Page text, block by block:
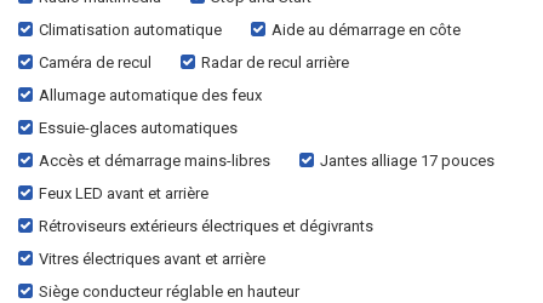
Climatisation automatique
Aide au démarrage en côte
Caméra de recul
Radar de recul arrière
Allumage automatique des feux
Essuie-glaces automatiques
Accès et démarrage mains-libres
Jantes alliage 17 pouces
Feux LED avant et arrière
Rétroviseurs extérieurs électriques et dégivrants
Vitres électriques avant et arrière
Siège conducteur réglable en hauteur